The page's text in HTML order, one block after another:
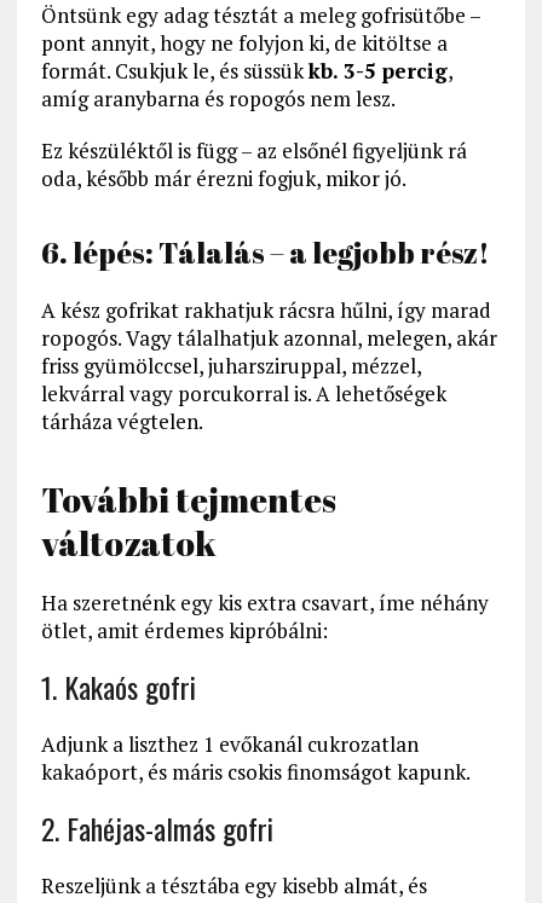
Öntsünk egy adag tésztát a meleg gofrisütőbe –
pont annyit, hogy ne folyjon ki, de kitöltse a
formát. Csukjuk le, és süssükkb. 3-5 percig,
amíg aranybarna és ropogós nem lesz.
Ez készüléktől is függ – az elsőnél figyeljünk rá
oda, később már érezni fogjuk, mikor jó.
6. lépés: Tálalás – a legjobb rész!
A kész gofrikat rakhatjuk rácsra hűlni, így marad
ropogós. Vagy tálalhatjuk azonnal, melegen, akár
friss gyümölccsel, juharsziruppal, mézzel,
lekvárral vagy porcukorral is. A lehetőségek
tárháza végtelen.
További tejmentes
változatok
Ha szeretnénk egy kis extra csavart, íme néhány
ötlet, amit érdemes kipróbálni:
1. Kakaós gofri
Adjunk a liszthez 1 evőkanál cukrozatlan
kakaóport, és máris csokis finomságot kapunk.
2. Fahéjas-almás gofri
Reszeljünk a tésztába egy kisebb almát, és